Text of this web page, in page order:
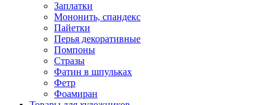
Заплатки
Мононить, спандекс
Пайетки
Перья декоративные
Помпоны
Стразы
Фатин в шпульках
Фетр
Фоамиран